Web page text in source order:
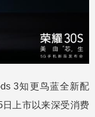
3知更鸟蓝全新配
上市以来深受消费